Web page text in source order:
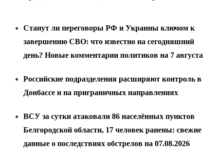
Станут ли переговоры РФ и Украины ключом к
завершению СВО: что известно на сегодняшний
день? Новые комментарии политиков на 7 августа
Российские подразделения расширяют контроль в
Донбассе и на приграничных направлениях
ВСУ за сутки атаковали 86 населённых пунктов
Белгородской области, 17 человек ранены: свежие
данные о последствиях обстрелов на 07.08.2026